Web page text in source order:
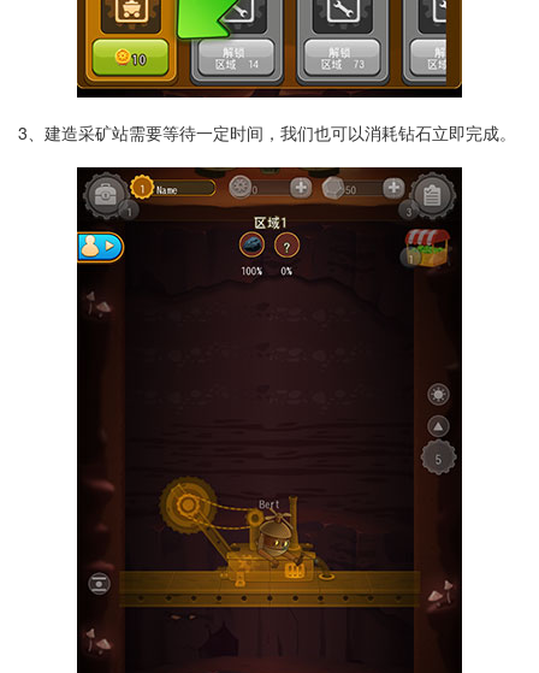
3、建造采矿站需要等待一定时间，我们也可以消耗钻石立即完成。